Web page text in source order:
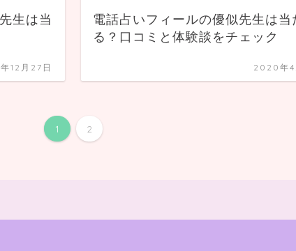
生は当
12月27日
電話占いフィールの優似先生は当
る？口コミと体験談をチェック
2020年4
1 2